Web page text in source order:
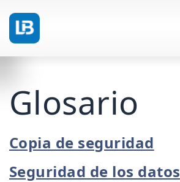
Glosario
Copia de seguridad
Seguridad de los datos